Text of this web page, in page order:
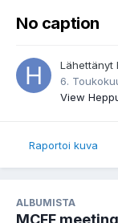
No caption
Lähettänyt
6.
View
Raportoi kuva
ALBUMISTA
MCFF